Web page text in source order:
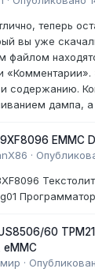
теперь
вы уже
файлом
«Комментарии».
содержанию.
дампа,
EMMC
·
60
·